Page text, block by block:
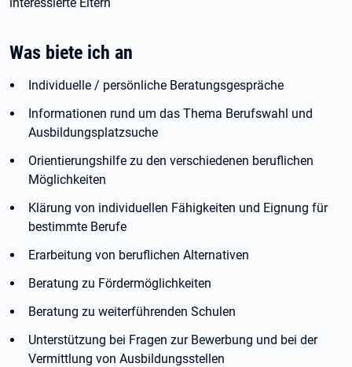
Was biete ich an
Individuelle / persönliche Beratungsgespräche
Informationen rund um das Thema Berufswahl und
Ausbildungsplatzsuche
Orientierungshilfe zu den verschiedenen beruflichen
Möglichkeiten
Klärung von individuellen Fähigkeiten und Eignung für
bestimmte Berufe
Erarbeitung von beruflichen Alternativen
Beratung zu Fördermöglichkeiten
Beratung zu weiterführenden Schulen
Unterstützung bei Fragen zur Bewerbung und bei der
Vermittlung von Ausbildungsstellen